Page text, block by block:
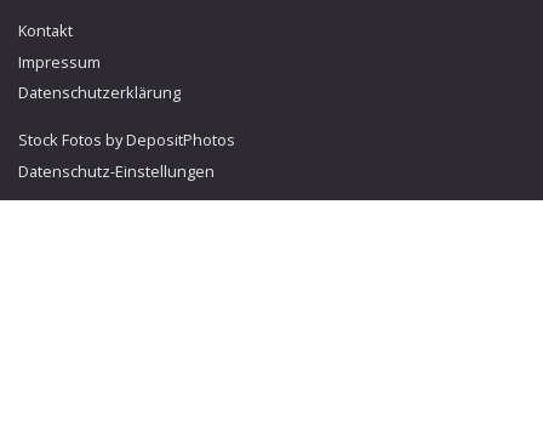
Kontakt
Impressum
Datenschutzerklärung
Stock Fotos by DepositPhotos
Datenschutz-Einstellungen